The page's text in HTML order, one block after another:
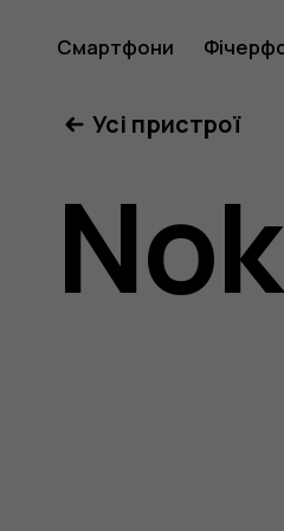
Смартфони
Усі пристрої